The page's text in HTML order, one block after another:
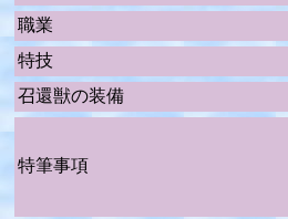
職業
特技
召還獣の装備
特筆事項